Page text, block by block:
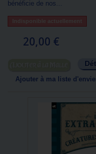
bénéficie de nos...
Indisponible actuellement
20,00 €
Ajouter à ma liste